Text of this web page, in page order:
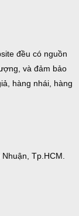
đều có nguồn
và đảm bảo
hàng nhái, hàng
Tp.HCM.